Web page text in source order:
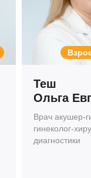
Теш
Ольга
Врач акушер-
гинеколог-
диагностики